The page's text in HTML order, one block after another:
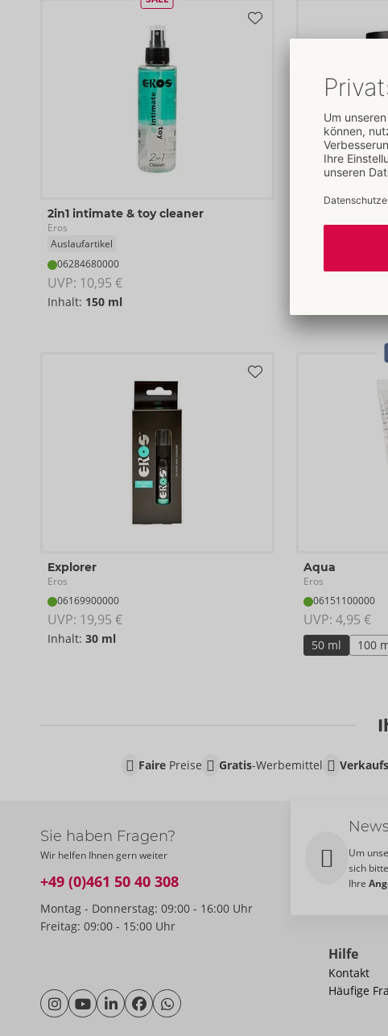
2in1 intimate & toy cleaner
Eros
Auslaufartikel
06284680000
UVP: 10,95 €
Inhalt: 150 ml
UVP:
Explorer
Eros
06169900000
UVP: 19,95 €
Inhalt: 30 ml
Aqua
Eros
06151100000
UVP: 4,95 €
50 ml 100
FairePreise Gratis-Werbemittel
Sie haben Fragen?
Wir helfen Ihnen gern weiter
+49 (0)461 50 40 308
Montag - Donnerstag: 09:00 - 16:00 Uhr
Freitag: 09:00 - 15:00 Uhr
Um
sich
Ihre
Hilfe
Kontakt
Häufige